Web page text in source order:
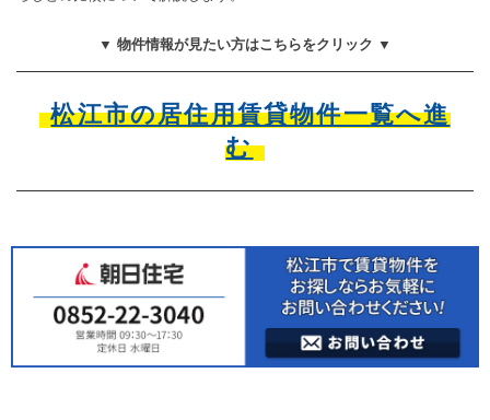
▼ 物件情報が見たい方はこちらをクリック ▼
松江市の居住用賃貸物件一覧へ進
む